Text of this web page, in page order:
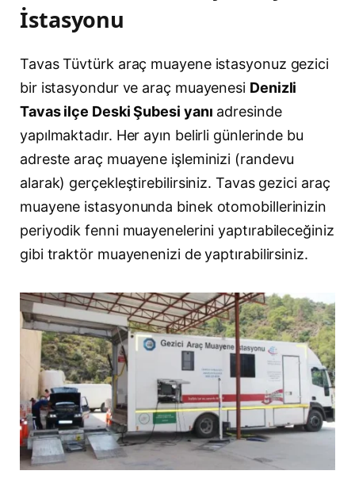
İstasyonu
Tavas Tüvtürk araç muayene istasyonuz gezici
bir istasyondur ve araç muayenesi Denizli
Tavas ilçe Deski Şubesi yanı adresinde
yapılmaktadır. Her ayın belirli günlerinde bu
adreste araç muayene işleminizi (randevu
alarak) gerçekleştirebilirsiniz. Tavas gezici araç
muayene istasyonunda binek otomobillerinizin
periyodik fenni muayenelerini yaptırabileceğiniz
gibi traktör muayenenizi de yaptırabilirsiniz.